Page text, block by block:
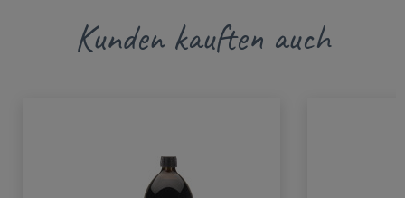
Kunden kauften auch